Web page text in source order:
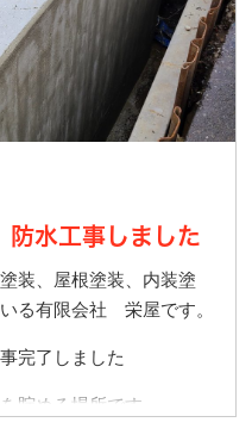
防水工事しました
装、屋根塗装、内装塗
る有限会社 栄屋です。
完了しました
貯める場所です。